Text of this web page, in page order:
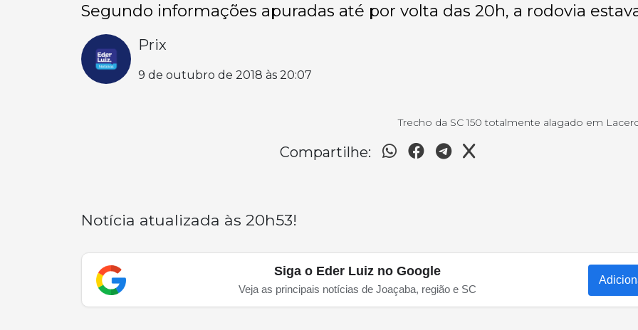
Segundo informações apuradas até por volta das 20h, a rodovia
Prix
9 de outubro de 2018 às 20:07
Trecho da SC 150 totalmente alagado em
Compartilhe:
Notícia atualizada às 20h53!
Siga o Eder Luiz no Google
Veja as principais notícias de Joaçaba, região e SC